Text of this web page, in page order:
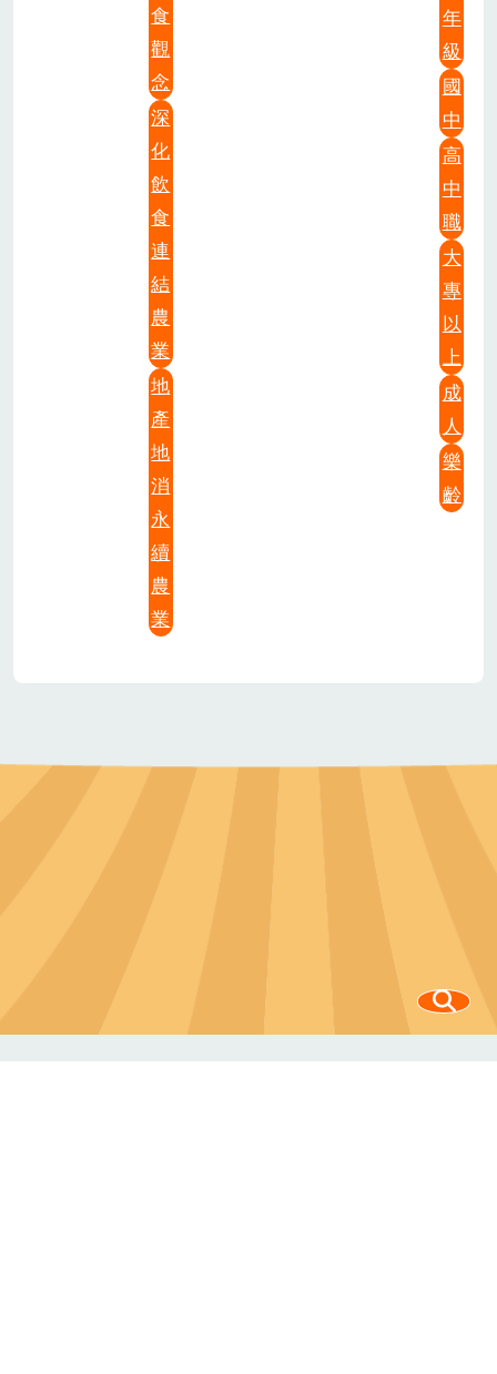
食
觀
念
深
化
飲
食
連
結
農
業
地
產
地
消
永
續
農
業
年
級
國
中
高
中
職
大
專
以
上
成
人
樂
齡